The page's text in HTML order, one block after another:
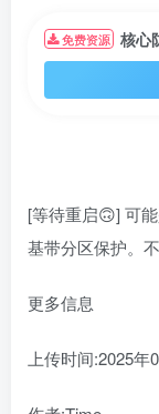
免费资源 核心
[等待重启🙃] 可
基带分区保护。
更多信息
上传时间:2025年